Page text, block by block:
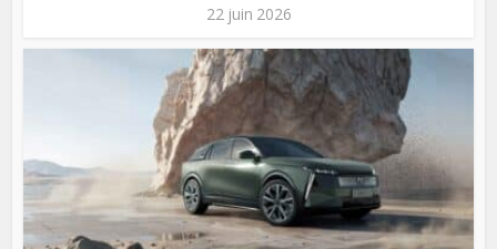
22 juin 2026